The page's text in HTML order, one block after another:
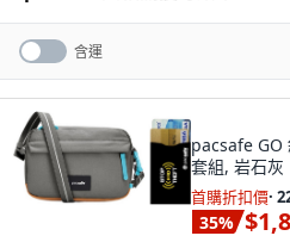
含運
pacsafe GO
套組, 岩石灰
首購折扣價·
35%